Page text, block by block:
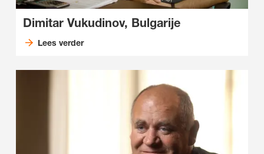
Dimitar Vukudinov, Bulgarije
Lees verder